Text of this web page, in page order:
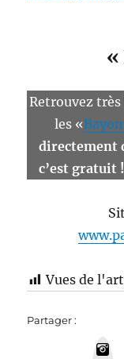
«
Retrouvez
les «
directement
c’est gratuit !
Vues de
Partager :